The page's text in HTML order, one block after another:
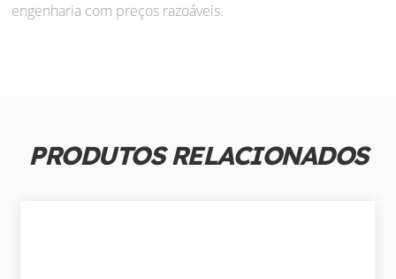
engenharia com preços razoáveis.
PRODUTOS RELACIONADOS